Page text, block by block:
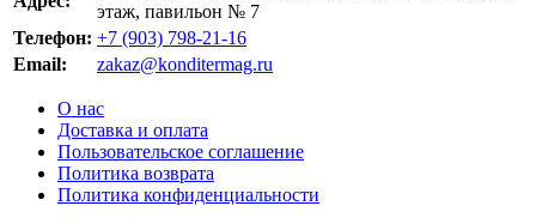
этаж, павильон № 7
Телефон: +7 (903) 798-21-16
Email:
zakaz@konditermag.ru
О нас
Доставка и оплата
Пользовательское соглашение
Политика возврата
Политика конфиденциальности